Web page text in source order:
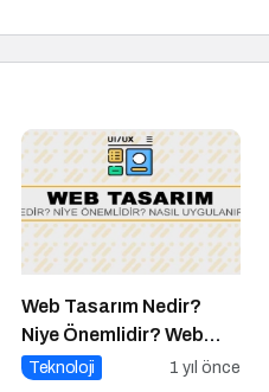
Web Tasarım Nedir?
Niye Önemlidir? Web
Tasarım Nasıl Yapılır?
Teknoloji 1 yıl önce